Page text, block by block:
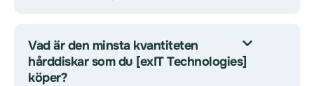
Vad är den minsta kvantiteten
hårddiskar som du [exIT Technologies]
köper?